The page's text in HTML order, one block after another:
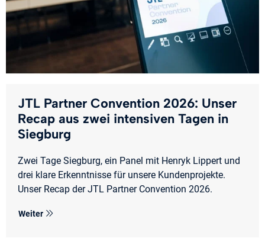
JTL Partner Convention 2026: Unser
Recap aus zwei intensiven Tagen in
Siegburg
Zwei Tage Siegburg, ein Panel mit Henryk Lippert und
drei klare Erkenntnisse für unsere Kundenprojekte.
Unser Recap der JTL Partner Convention 2026.
Weiter